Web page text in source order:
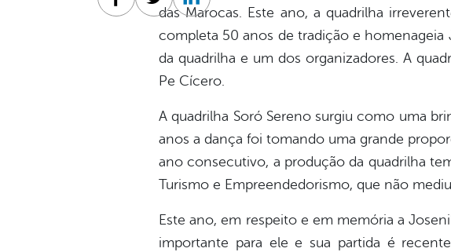
das Marocas. Este ano, a quadrilha
completa 50 anos de tradição e
da quadrilha e um dos organizadores. A
Pe Cícero.
A quadrilha Soró Sereno surgiu como uma
anos a dança foi tomando uma grande
ano consecutivo, a produção da quadrilha
Turismo e Empreendedorismo, que não
Este ano, em respeito e em memória a
importante para ele e sua partida é
Facebook
TwitterLinkedin